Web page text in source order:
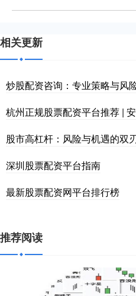
相关更新
炒股配资咨询：专业策略与风
杭州正规股票配资平台推荐 |
股市高杠杆：风险与机遇的双
深圳股票配资平台指南
最新股票配资网平台排行榜
推荐阅读